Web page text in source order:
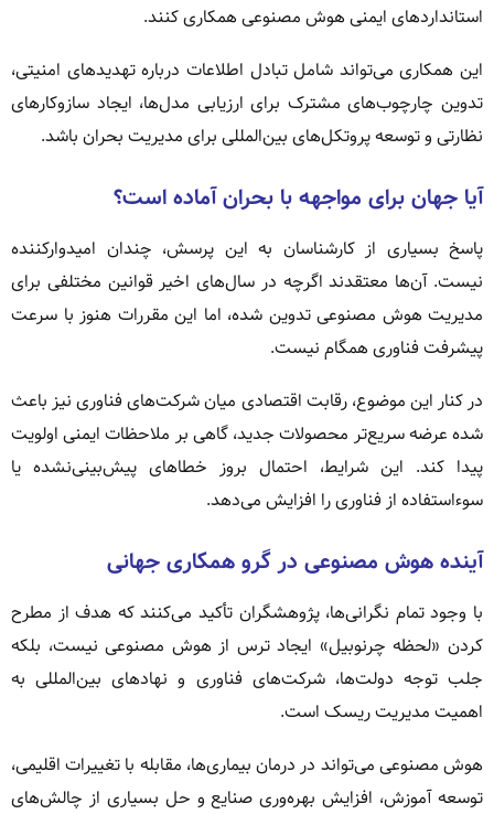
استانداردهای ایمنی هوش مصنوعی همکاری کنند.
این همکاری می‌تواند شامل تبادل اطلاعات درباره تهدیدهای امنیتی،
تدوین چارچوب‌های مشترک برای ارزیابی مدل‌ها، ایجاد سازوکارهای
نظارتی و توسعه پروتکل‌های بین‌المللی برای مدیریت بحران باشد.
آیا جهان برای مواجهه با بحران آماده است؟
پاسخ بسیاری از کارشناسان به این پرسش، چندان امیدوارکننده
نیست. آن‌ها معتقدند اگرچه در سال‌های اخیر قوانین مختلفی برای
مدیریت هوش مصنوعی تدوین شده، اما این مقررات هنوز با سرعت
پیشرفت فناوری همگام نیست.
در کنار این موضوع، رقابت اقتصادی میان شرکت‌های فناوری نیز باعث
شده عرضه سریع‌تر محصولات جدید، گاهی بر ملاحظات ایمنی اولویت
پیدا کند. این شرایط، احتمال بروز خطاهای پیش‌بینی‌نشده یا
سوءاستفاده از فناوری را افزایش می‌دهد.
آینده هوش مصنوعی در گرو همکاری جهانی
با وجود تمام نگرانی‌ها، پژوهشگران تأکید می‌کنند که هدف از مطرح
کردن «لحظه چرنوبیل» ایجاد ترس از هوش مصنوعی نیست، بلکه
جلب توجه دولت‌ها، شرکت‌های فناوری و نهادهای بین‌المللی به
اهمیت مدیریت ریسک است.
هوش مصنوعی می‌تواند در درمان بیماری‌ها، مقابله با تغییرات اقلیمی،
توسعه آموزش، افزایش بهره‌وری صنایع و حل بسیاری از چالش‌های